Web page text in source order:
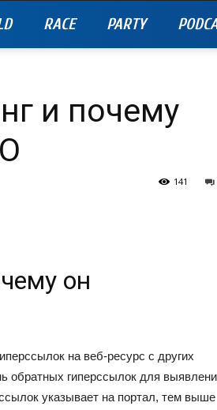
RACE PARTY
и почему
141
он
на веб-ресурс с других
обратных гиперссылок для
указывает на портал, тем выше